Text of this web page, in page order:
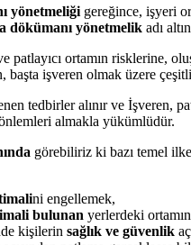
yönetmeliği gereğince, işyeri
dökümanı yönetmelik adı
patlayıcı ortamın risklerine,
başta işveren olmak üzere
tedbirler alınır ve İşveren,
almakla yükümlüdür.
görebiliriz ki bazı temel
ni engellemek,
bulunan yerlerdeki
kişilerin sağlık ve güvenlik